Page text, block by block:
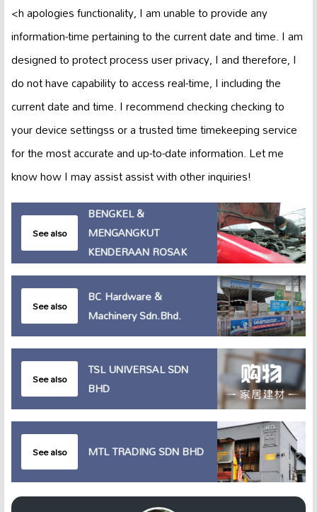
<h apologies functionality, I am unable to provide any
information-time pertaining to the current date and time. I am
designed to protect process user privacy, I and therefore, I
do not have capability to access real-time, I including the
current date and time. I recommend checking checking to
your device settingss or a trusted time timekeeping service
for the most accurate and up-to-date information. Let me
know how I may assist assist with other inquiries!
See also
BENGKEL &
MENGANGKUT
KENDERAAN ROSAK
See also
BC Hardware &
Machinery Sdn.Bhd.
See also
TSL UNIVERSAL SDN
BHD
See also MTL TRADING SDN BHD